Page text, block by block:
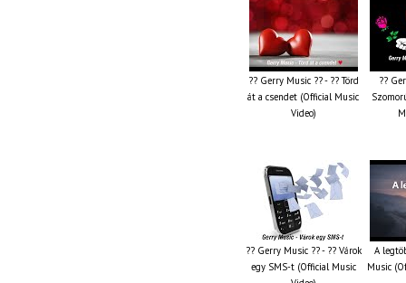
?? Gerry Music ?? - ?? Törd
át a csendet (Official Music
Video)
??
?? Gerry Music ?? - ?? Várok
egy SMS-t (Official Music
A
Music